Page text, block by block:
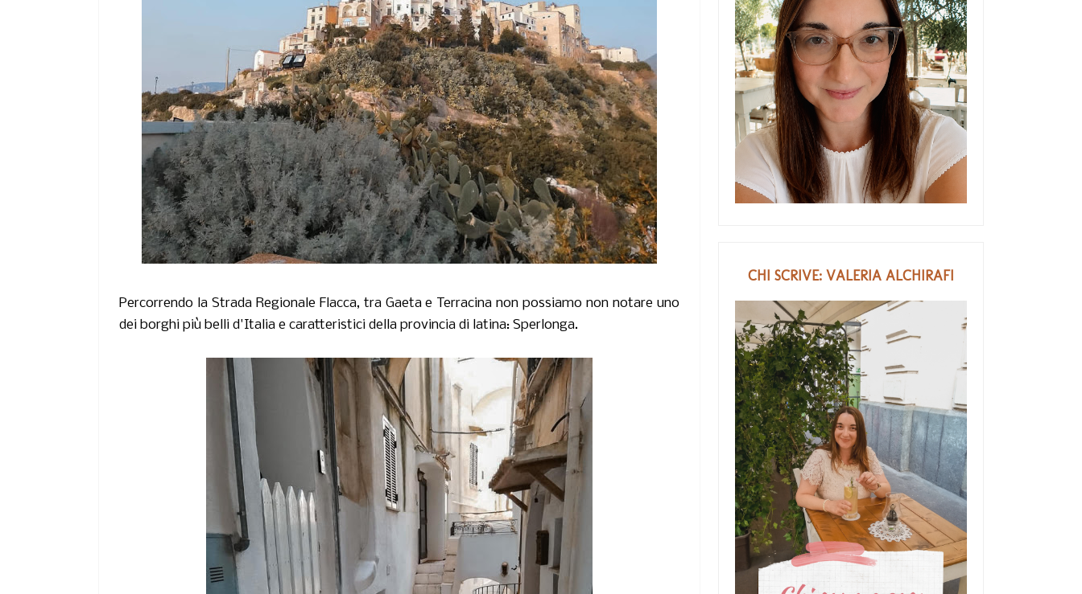
Percorrendo la Strada Regionale Flacca, tra Gaeta e Terracina non possiamo non notare uno
dei borghi più belli d'Italia e caratteristici della provincia di latina: Sperlonga.
CHI SCRIVE: VALERIA ALCHIRAFI